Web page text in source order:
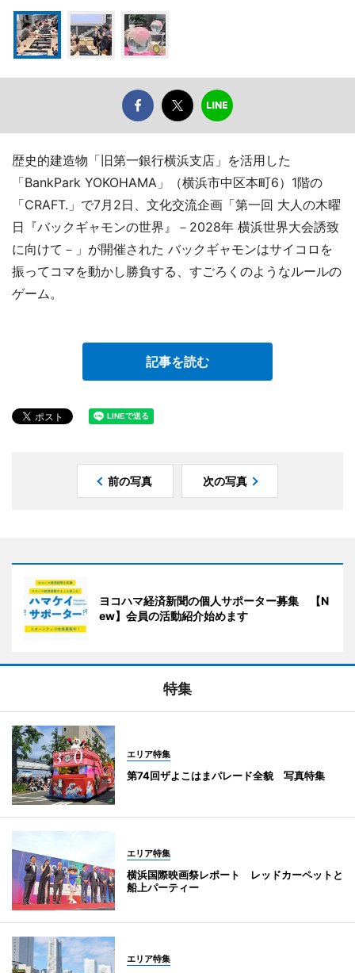
歴史的建造物「旧第一銀行横浜支店」を活用した
「BankPark YOKOHAMA」（横浜市中区本町6）1階の
「CRAFT.」で7月2日、文化交流企画「第一回 大人の木曜
日『バックギャモンの世界』－2028年 横浜世界大会誘致
に向けて－」が開催された バックギャモンはサイコロを
振ってコマを動かし勝負する、すごろくのようなルールの
ゲーム。
記事を読む
前の写真 次の写真
ヨコハマ経済新聞の個人サポーター募集 【N
ew】会員の活動紹介始めます
特集
エリア特集
第74回ザよこはまパレード全貌 写真特集
エリア特集
横浜国際映画祭レポート レッドカーペットと
船上パーティー
エリア特集